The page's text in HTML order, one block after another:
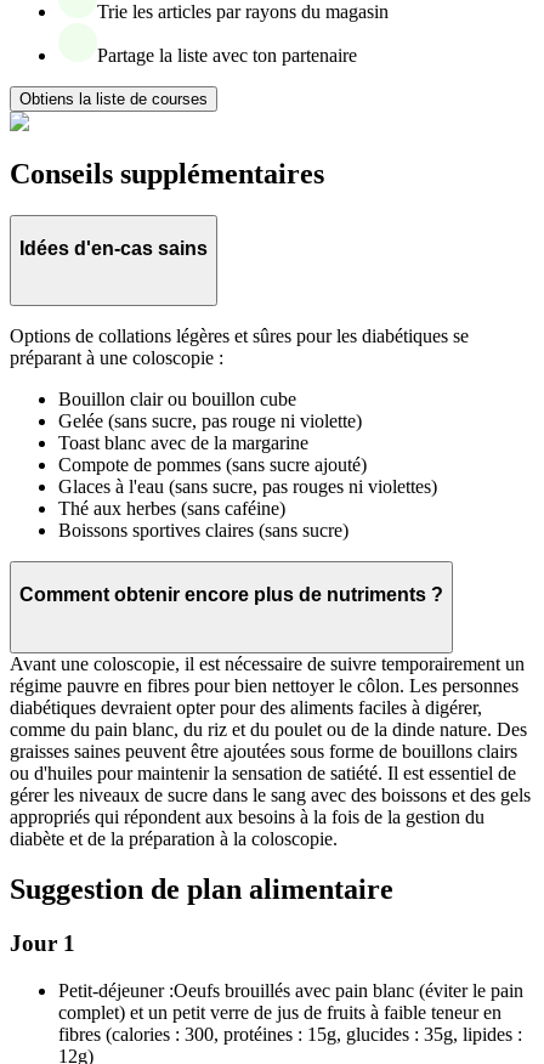
Trie les articles par rayons du magasin
Partage la liste avec ton partenaire
Obtiens la liste de courses
Conseils supplémentaires
Idées d'en-cas sains
Options de collations légères et sûres pour les diabétiques se
préparant à une coloscopie :
Bouillon clair ou bouillon cube
Gelée (sans sucre, pas rouge ni violette)
Toast blanc avec de la margarine
Compote de pommes (sans sucre ajouté)
Glaces à l'eau (sans sucre, pas rouges ni violettes)
Thé aux herbes (sans caféine)
Boissons sportives claires (sans sucre)
Comment obtenir encore plus de nutriments ?
Avant une coloscopie, il est nécessaire de suivre temporairement un
régime pauvre en fibres pour bien nettoyer le côlon. Les personnes
diabétiques devraient opter pour des aliments faciles à digérer,
comme du pain blanc, du riz et du poulet ou de la dinde nature. Des
graisses saines peuvent être ajoutées sous forme de bouillons clairs
ou d'huiles pour maintenir la sensation de satiété. Il est essentiel de
gérer les niveaux de sucre dans le sang avec des boissons et des gels
appropriés qui répondent aux besoins à la fois de la gestion du
diabète et de la préparation à la coloscopie.
Suggestion de plan alimentaire
Jour 1
Petit-déjeuner :Oeufs brouillés avec pain blanc (éviter le pain
complet) et un petit verre de jus de fruits à faible teneur en
fibres (calories : 300, protéines : 15g, glucides : 35g, lipides :
12g)